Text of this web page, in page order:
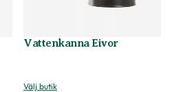
Vattenkanna Eivor
Välj butik